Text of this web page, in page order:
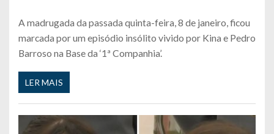
A madrugada da passada quinta-feira, 8 de janeiro, ficou
marcada por um episódio insólito vivido por Kina e Pedro
Barroso na Base da ‘1ª Companhia’.
LER MAIS